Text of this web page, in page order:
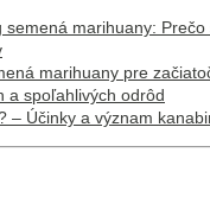
semená marihuany:
marihuany pre
a spoľahlivých odrôd
– Účinky a význam